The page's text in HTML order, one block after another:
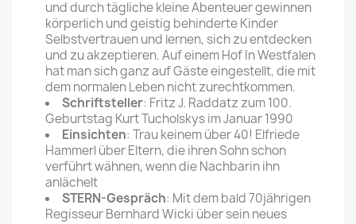
und durch tägliche kleine Abenteuer gewinnen
körperlich und geistig behinderte Kinder
Selbstvertrauen und lernen, sich zu entdecken
und zu akzeptieren. Auf einem Hof In Westfalen
hat man sich ganz auf Gäste eingestellt, die mit
dem normalen Leben nicht zurechtkommen.
Schriftsteller: Fritz J. Raddatz zum 100.
Geburtstag Kurt Tucholskys im Januar 1990
Einsichten: Trau keinem über 40! Elfriede
Hammerl über Eltern, die ihren Sohn schon
verführt wähnen, wenn die Nachbarin ihn
anlächelt
STERN-Gespräch: Mit dem bald 70jährigen
Regisseur Bernhard Wicki über sein neues